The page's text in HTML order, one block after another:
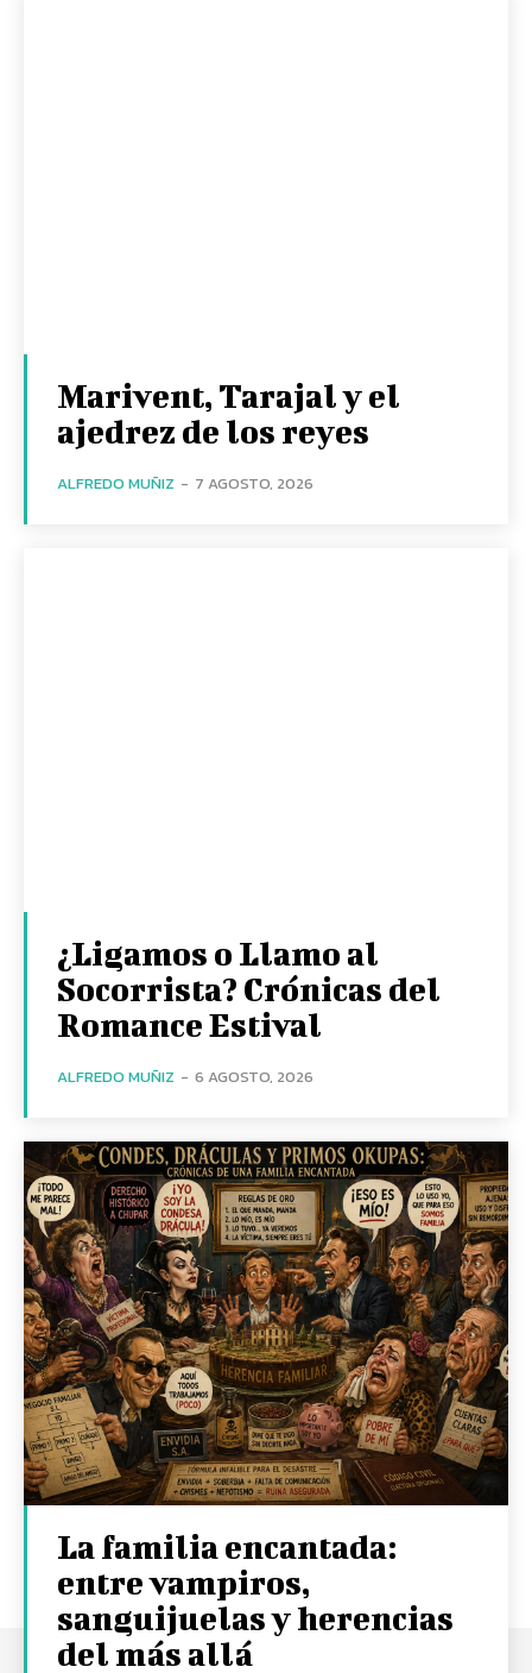
Marivent, Tarajal y el
ajedrez de los reyes
ALFREDO MUÑIZ - 7 AGOSTO, 2026
¿Ligamos o Llamo al
Socorrista? Crónicas del
Romance Estival
ALFREDO MUÑIZ - 6 AGOSTO, 2026
La familia encantada:
entre vampiros,
sanguijuelas y herencias
del más allá